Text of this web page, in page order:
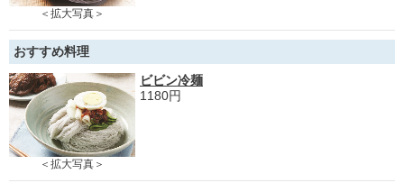
＜拡大写真＞
おすすめ料理
＜拡大写真＞
ビビン冷麺
1180円